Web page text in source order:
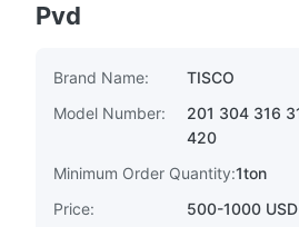
Pvd
Brand Name:
TISCO
Model Number:
201 304 316
420
Minimum Order Quantity:1ton
Price:
500-1000 USD